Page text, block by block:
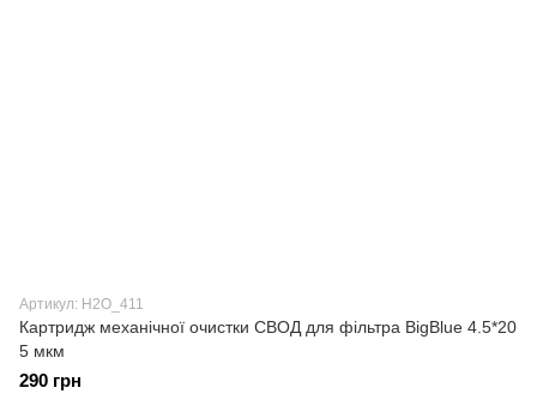
Артикул: H2O_411
Картридж механічної очистки СВОД для фільтра BigBlue 4.5*20
5 мкм
290 грн